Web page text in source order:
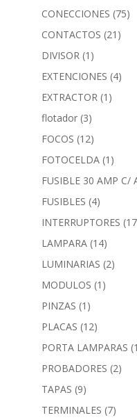
CONECCIONES (75)
CONTACTOS (21)
DIVISOR (1)
EXTENCIONES (4)
EXTRACTOR (1)
flotador (3)
FOCOS (12)
FOTOCELDA (1)
FUSIBLE 30 AMP C/
FUSIBLES (4)
INTERRUPTORES
LAMPARA (14)
LUMINARIAS (2)
MODULOS (1)
PINZAS (1)
PLACAS (12)
PORTA LAMPARAS
PROBADORES (2)
TAPAS (9)
TERMINALES (7)